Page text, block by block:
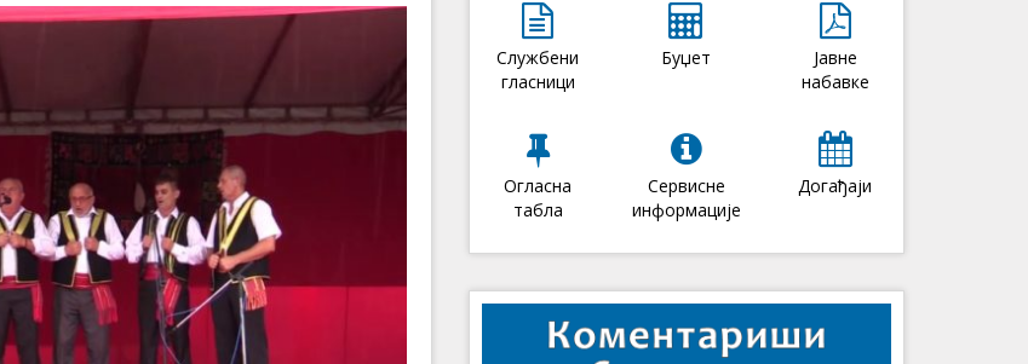
Службени
гласници
Буџет
Јавне
набавке
Огласна
табла
Сервисне
информације
Догађаји